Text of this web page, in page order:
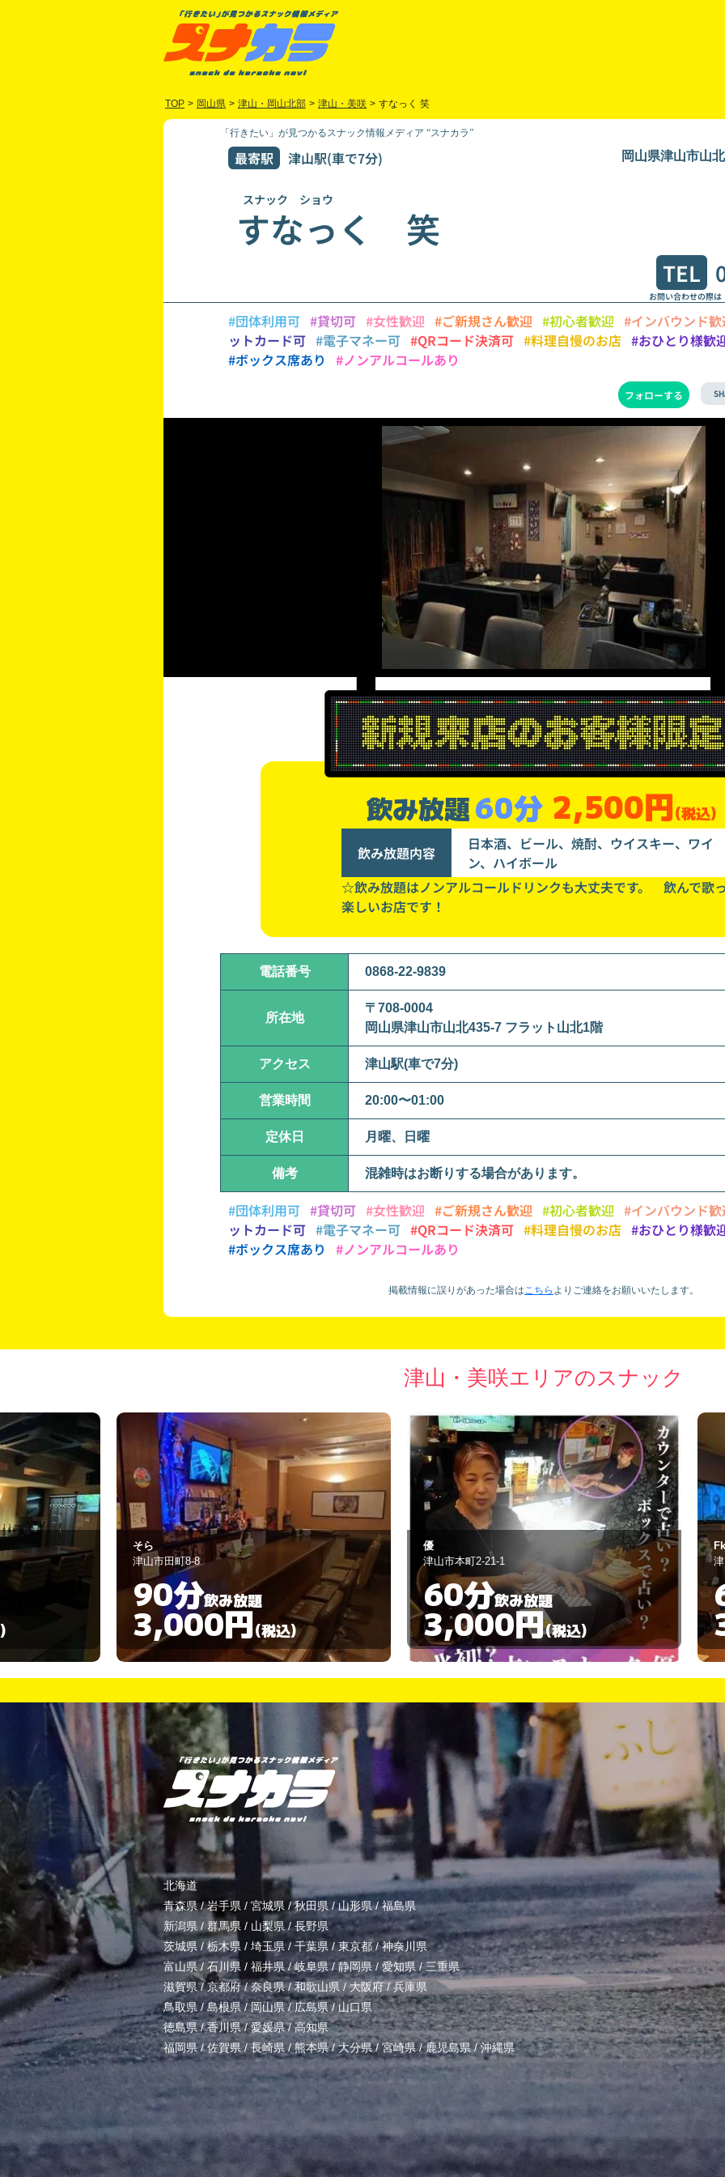
TOP > 岡山県 > 津山・岡山北部 > 津山・美咲 > すなっく 笑
「行きたい」が見つかるスナック情報メディア “スナカラ”
最寄駅 津山駅(車で7分) 岡山県津山市山
スナック ショウ
すなっく 笑
TEL
お問い合わせの際
#団体利用可 #貸切可 #女性歓迎 #ご新規さん歓迎 #初心者歓迎 #インバウンド
ットカード可 #電子マネー可 #QRコード決済可 #料理自慢のお店 #おひとり様歓
#ボックス席あり
#ノンアルコールあり
フォローする
飲み放題60分 2,500円(税込)
飲み放題内容
日本酒、ビール、焼酎、ウイスキー、ワイ
ン、ハイボール
☆飲み放題はノンアルコールドリンクも大丈夫です。 飲んで歌
楽しいお店です！
電話番号 0868-22-9839
所在地
〒708-0004
岡山県津山市山北435-7 フラット山北1階
アクセス 津山駅(車で7分)
営業時間 20:00〜01:00
定休日 月曜、日曜
備考 混雑時はお断りする場合があります。
#団体利用可 #貸切可 #女性歓迎 #ご新規さん歓迎 #初心者歓迎 #インバウンド
ットカード可 #電子マネー可 #QRコード決済可 #料理自慢のお店 #おひとり様歓
#ボックス席あり
#ノンアルコールあり
掲載情報に誤りがあった場合はこちら より ご連絡をお願いいたします。
津山・美咲エリアのスナック
優
津山市本町2-21-1
60分飲み放題
3,000円(税込)
Fkei
津山市伏見町26-1
60分飲み放題
3,000円(税込)
北海道
青森県/岩手県 / 宮城県 /秋田県 /山形県/福島県
新潟県 / 群馬県 / 山梨県/長野県
茨城県 / 栃木県 / 埼玉県/ 千葉県 /東京都/神奈川県
富山県/ 石川県 / 福井県/岐阜県/静岡県/ 愛知県 / 三重県
滋賀県/京都府/奈良県/和歌山県 /大阪府/兵庫県
鳥取県/島根県/岡山県/広島県/山口県
徳島県/香川県/愛媛県/高知県
福岡県/佐賀県/長崎県 /熊本県/大分県/宮崎県/鹿児島県/沖縄県